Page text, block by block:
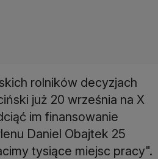
rolników decyzjach
już 20 września na X
im finansowanie
Daniel Obajtek 25
tysiące miejsc pracy".